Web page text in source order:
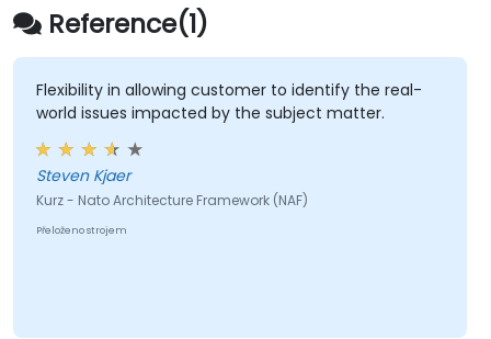
Reference(1)
Flexibility in allowing customer to identify the real-
world issues impacted by the subject matter.
Steven Kjaer
Kurz - Nato Architecture Framework (NAF)
Přeloženo strojem